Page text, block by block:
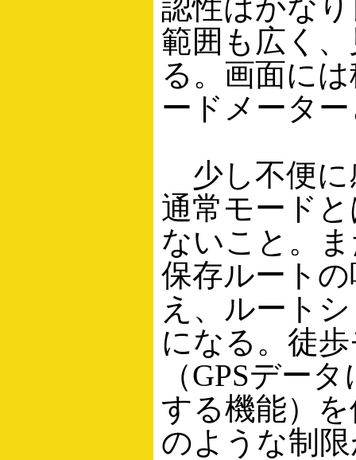
認性はかな
範囲も広く
る。画面に
ードメータ
少し不便に
通常モード
ないこと。
保存ルート
え、ルート
になる。徒
（GPSデー
する機能）
のような制